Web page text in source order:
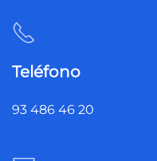
Teléfono
93 486 46 20